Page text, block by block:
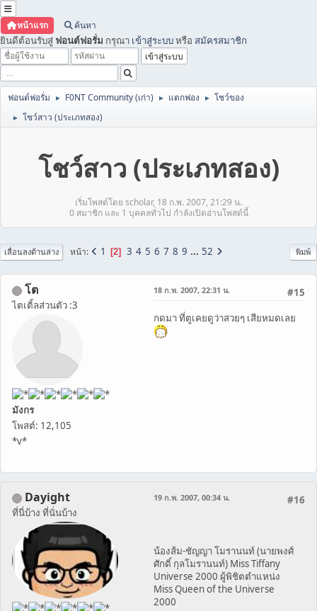
หน้าแรก ค้นหา
ยินดีต้อนรับสู่ ฟอนต์ฟอรั่ม กรุณา เข้าสู่ระบบหรือ สมัครสมาชิก
ฟอนต์ฟอรั่ม ► F0NT Community (เก่า) ► แตกฟอง ► โชว์ของ
► โชว์สาว (ประเภทสอง)
โชว์สาว (ประเภทสอง)
เริ่มโพสต์โดย scholar, 18 ก.พ. 2007, 21:29 น.
0 สมาชิก และ 1 บุคคลทั่วไป กำลังเปิดอ่านโพสต์นี้
พิมพ์
เลื่อนลงด้านล่าง หน้า 1 2 3 4 5 6 7 8 9 ... 52
โต
ไตเติ้ลส่วนตัว :3
มังกร
โพสต์: 12,105
*v*
#15
18 ก.พ. 2007, 22:31 น.
กดมา ที่ตูเคยดูว่าสวยๆ เสียหมดเลย
Dayight
ที่นี่บ้าง ที่นั่นบ้าง
#16
19 ก.พ. 2007, 00:34 น.
น้องส้ม-ชัญญา โมรานนท์ (นายพงศ์
ศักดิ์ กุลโมรานนท์) Miss Tiffany
Universe 2000 ผู้พิชิตตำแหน่ง
Miss Queen of the Universe
2000